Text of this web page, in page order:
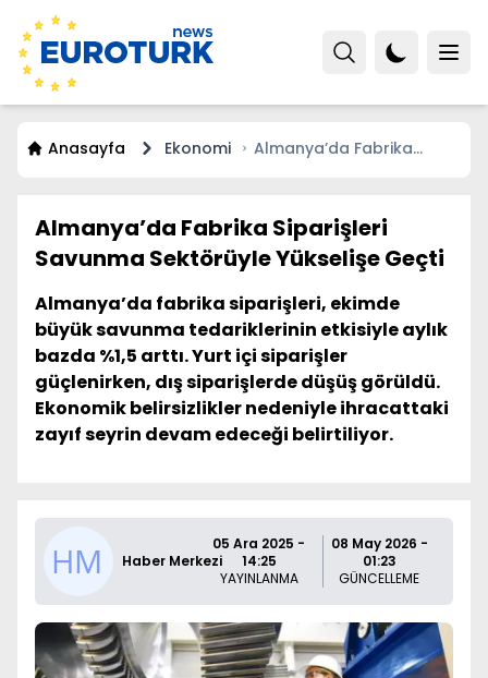
Anasayfa Ekonomi
Almanya’da Fabrika
Almanya’da Fabrika Siparişleri
Savunma Sektörüyle Yükselişe Geçti
Almanya’da fabrika siparişleri, ekimde
büyük savunma tedariklerinin etkisiyle aylık
bazda %1,5 arttı. Yurt içi siparişler
güçlenirken, dış siparişlerde düşüş görüldü.
Ekonomik belirsizlikler nedeniyle ihracattaki
zayıf seyrin devam edeceği belirtiliyor.
Haber Merkezi
05 Ara 2025 -
14:25
YAYINLANMA
08 May 2026 -
01:23
GÜNCELLEME